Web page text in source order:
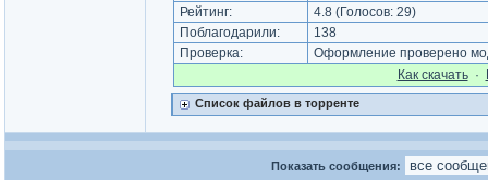
Рейтинг: 4.8 (Голосов: 29)
Поблагодарили:
138
Проверка:
Оформление проверено
Как cкачать·
Список файлов в торренте
Показать сообщения: